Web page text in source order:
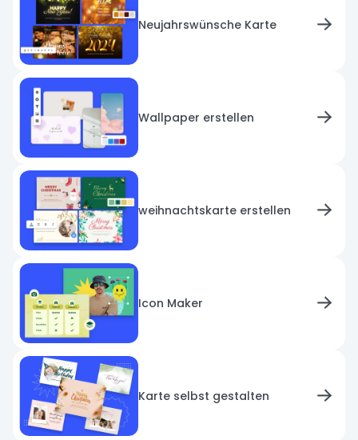
Neujahrswünsche Karte
Wallpaper erstellen
weihnachtskarte erstellen
Icon Maker
Karte selbst gestalten